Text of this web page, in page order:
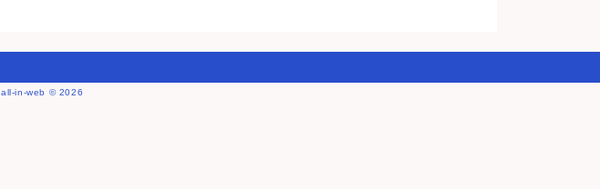
all-in-web © 2026